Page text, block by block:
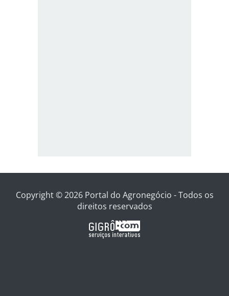
Copyright © 2026 Portal do Agronegócio - Todos os
direitos reservados